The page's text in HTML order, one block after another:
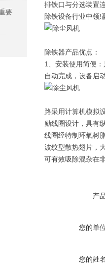
要
排铁口与分选装置
除铁设备行业中领!
除铁器产品优点：
1、安装使用简便
自动完成，设备启
路采用计算机模拟
励线圈设计，具有
线圈经特制环氧树
波纹型散热翅片，
可有效吸除混杂在
产
您的单
您的姓